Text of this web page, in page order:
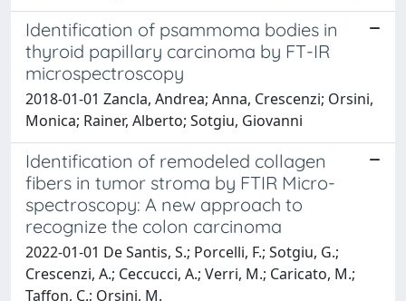
Identification of psammoma bodies in
thyroid papillary carcinoma by FT-IR
microspectroscopy
2018-01-01 Zancla, Andrea; Anna, Crescenzi; Orsini,
Monica; Rainer, Alberto; Sotgiu, Giovanni
Identification of remodeled collagen
fibers in tumor stroma by FTIR Micro-
spectroscopy: A new approach to
recognize the colon carcinoma
2022-01-01 De Santis, S.; Porcelli, F.; Sotgiu, G.;
Crescenzi, A.; Ceccucci, A.; Verri, M.; Caricato, M.;
Taffon, C.; Orsini, M.